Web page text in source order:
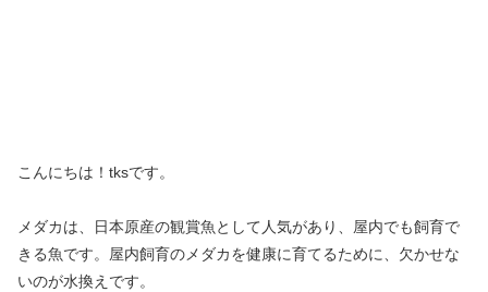
こんにちは！tksです。
メダカは、日本原産の観賞魚として人気があり、屋内でも飼育で
きる魚です。屋内飼育のメダカを健康に育てるために、欠かせな
いのが水換えです。